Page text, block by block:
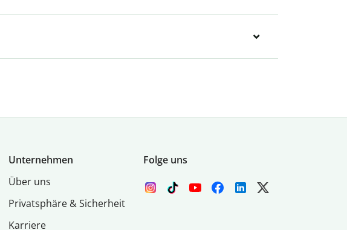
Unternehmen
Über uns
Privatsphäre & Sicherheit
Karriere
Folge uns